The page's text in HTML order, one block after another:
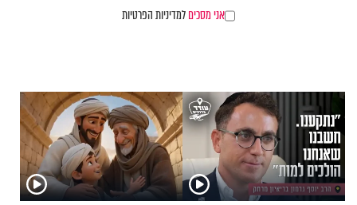
אני מסכיםלמדיניות הפרטיות